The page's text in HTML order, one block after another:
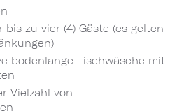
zu vier (4) Gäste (es gelten
bodenlange Tischwäsche mit
Vielzahl von